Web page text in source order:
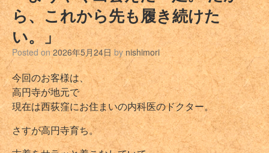
ら、これから先も履き続けた
い。」
Posted on2026年5月24日 bynishimori
今回のお客様は、
高円寺が地元で
現在は西荻窪にお住まいの内科医のドクター。
さすが高円寺育ち。